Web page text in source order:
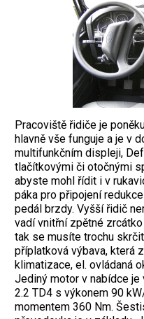
Pracoviště řidiče je
hlavně vše funguje a je v
multifunkčním displeji,
tlačítkovými či otočnými
abyste mohl řídit i v
páka pro připojení
pedál brzdy. Vyšší řidič
vadí vnitřní zpětné
tak se musíte trochu
příplatková výbava, která
klimatizace, el. ovládaná
Jediný motor v nabídce
2.2 TD4 s výkonem 90
momentem 360 Nm.